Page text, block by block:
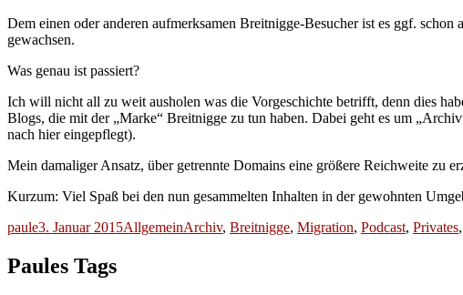
Dem einen oder anderen aufmerksamen Breitnigge-Besucher ist es ggf.
gewachsen.
Was genau ist passiert?
Ich will nicht all zu weit ausholen was die Vorgeschichte betrifft, denn dies
Blogs, die mit der „Marke“ Breitnigge zu tun haben. Dabei geht es um
nach hier eingepflegt).
Mein damaliger Ansatz, über getrennte Domains eine größere Reichweite zu
Kurzum: Viel Spaß bei den nun gesammelten Inhalten in der gewohnten
Autor
pauleVeröffentlicht
3. Januar 2015Kategorien
AllgemeinSchlagwörter
Archiv, Breitnigge, Migration, Podcast, Privates,
Paules Tags